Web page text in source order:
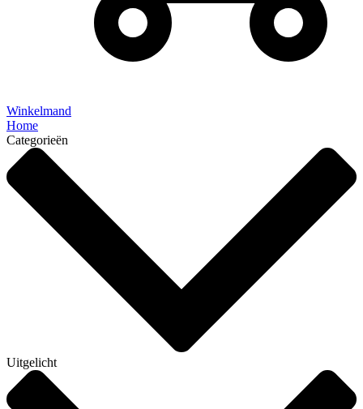
Winkelmand
Home
Categorieën
Uitgelicht